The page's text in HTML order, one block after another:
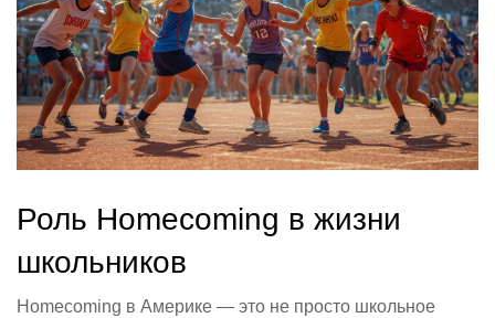
Роль Homecoming в жизни
школьников
Homecoming в Америке — это не просто школьное